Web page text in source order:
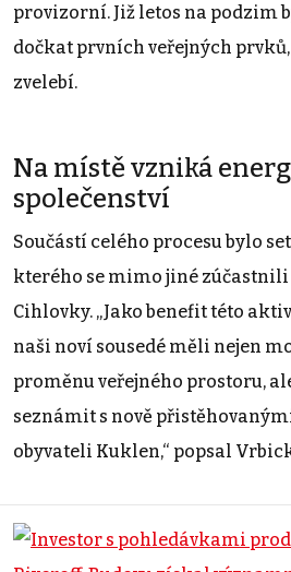
provizorní. Již letos na podzim
dočkat prvních veřejných
zvelebí.
Na místě vzniká
společenství
Součástí celého procesu bylo
kterého se mimo jiné zúčastnili
Cihlovky. „Jako benefit této
naši noví sousedé měli nejen
proměnu veřejného prostoru,
seznámit s nově
obyvateli Kuklen,“ popsal